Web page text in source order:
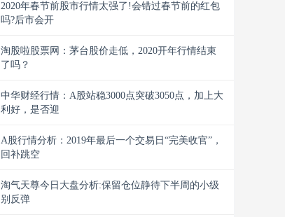
2020年春节前股市行情太强了!会错过春节前的红包
吗?后市会开
淘股啦股票网：茅台股价走低，2020开年行情结束
了吗？
中华财经行情：A股站稳3000点突破3050点，加上大
利好，是否迎
A股行情分析：2019年最后一个交易日“完美收官”，
回补跳空
淘气天尊今日大盘分析:保留仓位静待下半周的小级
别反弹